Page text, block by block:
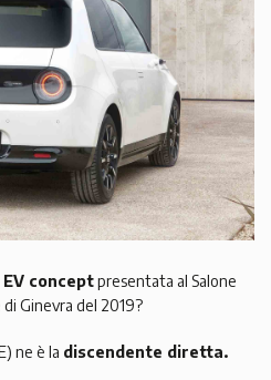
conceptpresentata al Salone
Ginevra del 2019?
ne è la discendente diretta.